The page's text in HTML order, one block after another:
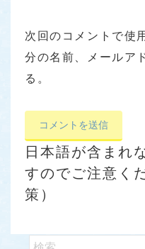
次回のコメントで使
分の名前、メールア
る。
日本語が含まれ
すのでご注意く
策）